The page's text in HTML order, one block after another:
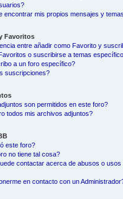
encontrar mis propios mensajes y
Favoritos
entre añadir como Favorito y
o suscribirse a temas
a un foro específico?
suscripciones?
son permitidos en este foro?
todos mis archivos adjuntos?
este foro?
no tiene tal cosa?
contactar acerca de abusos o
en contacto con un